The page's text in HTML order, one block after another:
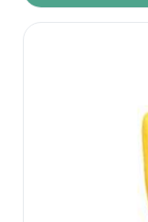
- Finition bord :
Confort intérieur,
Sachet de 12 paires.
144 paires /